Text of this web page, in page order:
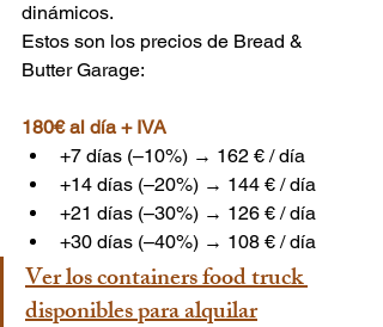
dinámicos.
Estos son los precios de Bread &
Butter Garage:
180€ al día + IVA
+7 días (–10%) → 162 € / día
+14 días (–20%) → 144 € / día
+21 días (–30%) → 126 € / día
+30 días (–40%) → 108 € / día
Ver los containers food truck
disponibles para alquilar